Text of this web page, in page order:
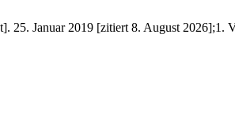
Januar 2019 [zitiert 8. August